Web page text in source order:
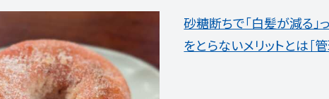
砂糖断ちで「白髪が減る」
をとらないメリットとは［